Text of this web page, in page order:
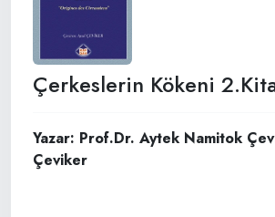
Çerkeslerin Kökeni
Yazar: Prof.Dr. Aytek Namitok
Çeviker